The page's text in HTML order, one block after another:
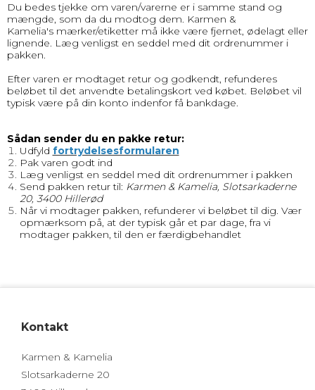
Du bedes tjekke om varen/varerne er i samme stand og
mængde, som da du modtog dem. Karmen &
Kamelia's mærker/etiketter må ikke være fjernet, ødelagt eller
lignende. Læg venligst en seddel med dit ordrenummer i
pakken.
Efter varen er modtaget retur og godkendt, refunderes
beløbet til det anvendte betalingskort ved købet. Beløbet vil
typisk være på din konto indenfor få bankdage.
Sådan sender du en pakke retur:
Udfyld fortrydelsesformularen
Pak varen godt ind
Læg venligst en seddel med dit ordrenummer i pakken
Send pakken retur til: Karmen & Kamelia, Slotsarkaderne
20, 3400 Hillerød
Når vi modtager pakken, refunderer vi beløbet til dig. Vær
opmærksom på, at der typisk går et par dage, fra vi
modtager pakken, til den er færdigbehandlet
Kontakt
Karmen & Kamelia
Slotsarkaderne 20